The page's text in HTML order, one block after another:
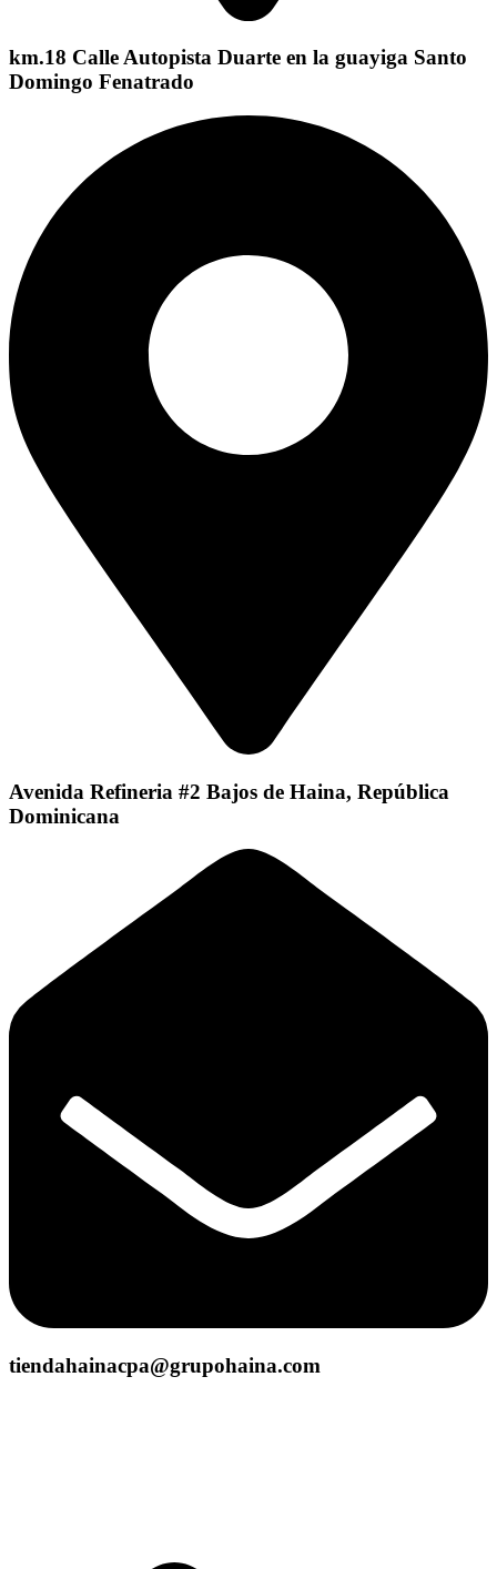
km.18 Calle Autopista Duarte en la guayiga Santo
Domingo Fenatrado
Avenida Refineria #2 Bajos de Haina, República
Dominicana
tiendahainacpa@grupohaina.com